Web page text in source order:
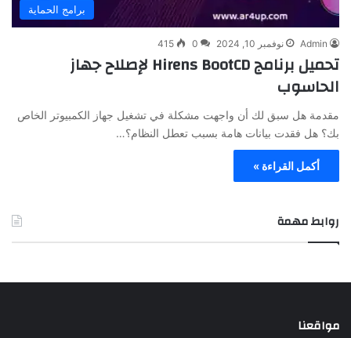
برامج الحماية
Admin نوفمبر 10, 2024 0
415
تحميل برنامج Hirens BootCD لإصلاح جهاز
الحاسوب
مقدمة هل سبق لك أن واجهت مشكلة في تشغيل جهاز الكمبيوتر الخاص
بك؟ هل فقدت بيانات هامة بسبب تعطل النظام؟…
أكمل القراءة »
روابط مهمة
مواقعنا